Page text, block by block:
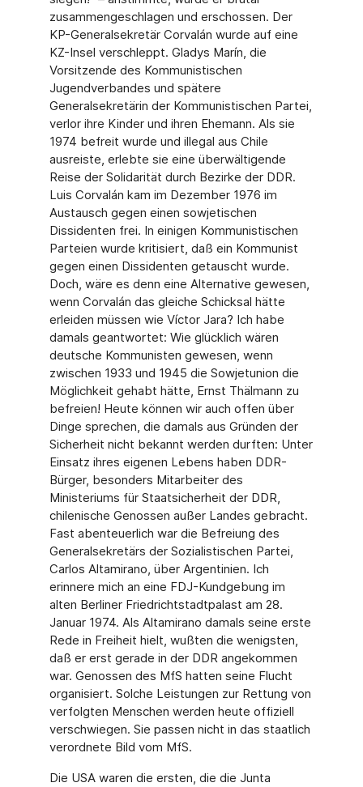
zusammengeschlagen und erschossen. Der
KP-Generalsekretär Corvalán wurde auf eine
KZ-Insel verschleppt. Gladys Marín, die
Vorsitzende des Kommunistischen
Jugendverbandes und spätere
Generalsekretärin der Kommunistischen Partei,
verlor ihre Kinder und ihren Ehemann. Als sie
1974 befreit wurde und illegal aus Chile
ausreiste, erlebte sie eine überwältigende
Reise der Solidarität durch Bezirke der DDR.
Luis Corvalán kam im Dezember 1976 im
Austausch gegen einen sowjetischen
Dissidenten frei. In einigen Kommunistischen
Parteien wurde kritisiert, daß ein Kommunist
gegen einen Dissidenten getauscht wurde.
Doch, wäre es denn eine Alternative gewesen,
wenn Corvalán das gleiche Schicksal hätte
erleiden müssen wie Víctor Jara? Ich habe
damals geantwortet: Wie glücklich wären
deutsche Kommunisten gewesen, wenn
zwischen 1933 und 1945 die Sowjetunion die
Möglichkeit gehabt hätte, Ernst Thälmann zu
befreien! Heute können wir auch offen über
Dinge sprechen, die damals aus Gründen der
Sicherheit nicht bekannt werden durften: Unter
Einsatz ihres eigenen Lebens haben DDR-
Bürger, besonders Mitarbeiter des
Ministeriums für Staatsicherheit der DDR,
chilenische Genossen außer Landes gebracht.
Fast abenteuerlich war die Befreiung des
Generalsekretärs der Sozialistischen Partei,
Carlos Altamirano, über Argentinien. Ich
erinnere mich an eine FDJ-Kundgebung im
alten Berliner Friedrichtstadtpalast am 28.
Januar 1974. Als Altamirano damals seine erste
Rede in Freiheit hielt, wußten die wenigsten,
daß er erst gerade in der DDR angekommen
war. Genossen des MfS hatten seine Flucht
organisiert. Solche Leistungen zur Rettung von
verfolgten Menschen werden heute offiziell
verschwiegen. Sie passen nicht in das staatlich
verordnete Bild vom MfS.
Die USA waren die ersten, die die Junta